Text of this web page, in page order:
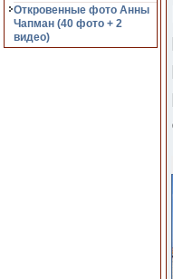
Откровенные фото Анны
Чапман (40 фото + 2
видео)